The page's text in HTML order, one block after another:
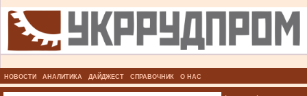
НОВОСТИ АНАЛИТИКА ДАЙДЖЕСТ СПРАВОЧНИК О НАС